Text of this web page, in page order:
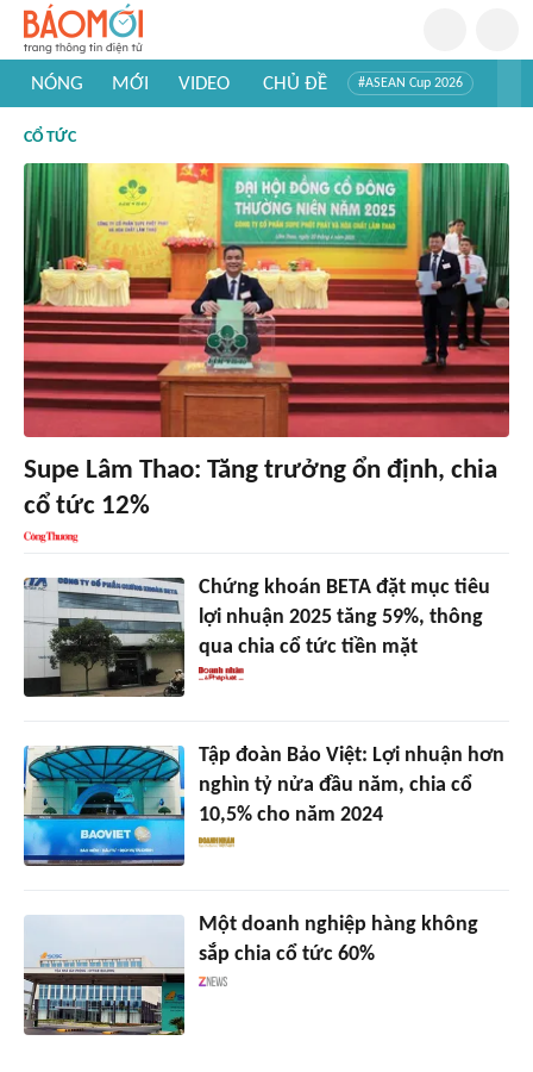
NÓNG MỚI VIDEO CHỦ ĐỀ #ASEAN Cup 2026
#Khám phá Việt Nam
CỔ TỨC
Supe Lâm Thao: Tăng trưởng ổn định, chia
cổ tức 12%
Chứng khoán BETA đặt mục tiêu
lợi nhuận 2025 tăng 59%, thông
qua chia cổ tức tiền mặt
Tập đoàn Bảo Việt: Lợi nhuận hơn
nghìn tỷ nửa đầu năm, chia cổ
10,5% cho năm 2024
Một doanh nghiệp hàng không
sắp chia cổ tức 60%